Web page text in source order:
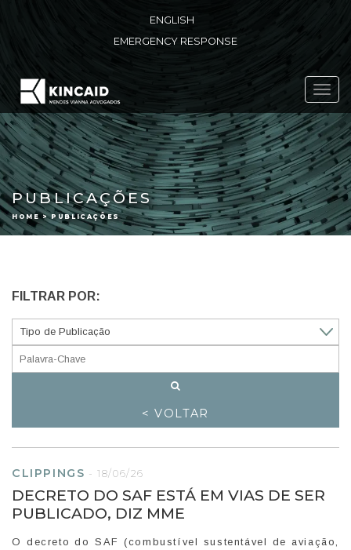
ENGLISH
EMERGENCY RESPONSE
PUBLICAÇÕES
HOME > PUBLICAÇÕES
FILTRAR POR:
< VOLTAR
CLIPPINGS -18/06/26
DECRETO DO SAF ESTÁ EM VIAS DE SER
PUBLICADO, DIZ MME
O decreto do SAF (combustível sustentável de aviação,